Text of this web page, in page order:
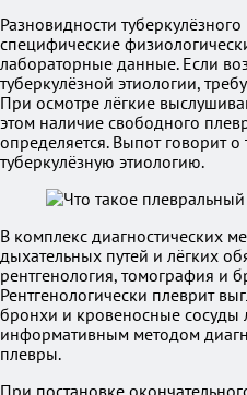
Разновидности
специфические
лабораторные данные. Если
туберкулёзной этиологии,
При осмотре лёгкие
этом наличие свободного
определяется. Выпот говорит о
туберкулёзную этиологию.
В комплекс диагностических
дыхательных путей и лёгких
рентгенология, томография и
Рентгенологически плеврит
бронхи и кровеносные сосуды
информативным методом
плевры.
При постановке